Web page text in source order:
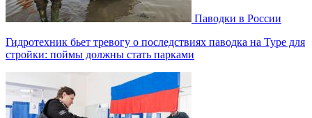
Паводки в России
Гидротехник бьет тревогу о последствиях паводка на Туре для
стройки: поймы должны стать парками